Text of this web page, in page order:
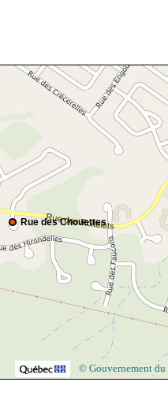
Rue des Chouettes
© Gouvernement du